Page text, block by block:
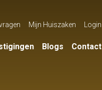
Mijn Huiszaken Login
Blogs Contact